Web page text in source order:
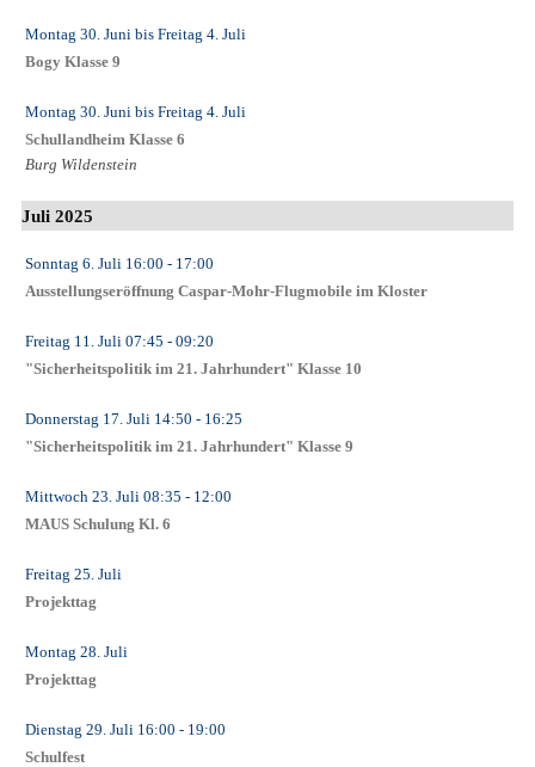
Montag 30. Juni bis Freitag 4. Juli
Bogy Klasse 9
Montag 30. Juni bis Freitag 4. Juli
Schullandheim Klasse 6
Burg Wildenstein
Juli 2025
Sonntag 6. Juli 16:00 - 17:00
Ausstellungseröffnung Caspar-Mohr-Flugmobile im Kloster
Freitag 11. Juli 07:45 - 09:20
"Sicherheitspolitik im 21. Jahrhundert" Klasse 10
Donnerstag 17. Juli 14:50 - 16:25
"Sicherheitspolitik im 21. Jahrhundert" Klasse 9
Mittwoch 23. Juli 08:35 - 12:00
MAUS Schulung Kl. 6
Freitag 25. Juli
Projekttag
Montag 28. Juli
Projekttag
Dienstag 29. Juli 16:00 - 19:00
Schulfest